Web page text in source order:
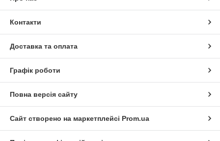
Контакти
Доставка та оплата
Графік роботи
Повна версія сайту
Сайт створено на маркетплейсі Prom.ua